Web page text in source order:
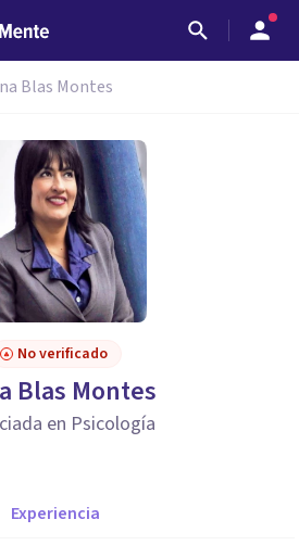
Blas Montes
No verificado
Blas Montes
en Psicología
Experiencia